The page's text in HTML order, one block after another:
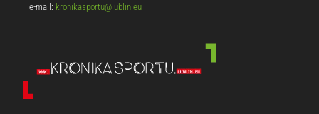
e-mail: kronikasportu@lublin.eu